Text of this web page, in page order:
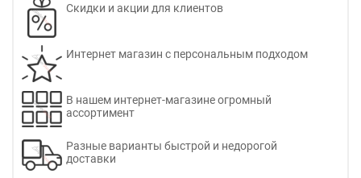
Скидки и акции для клиентов
Интернет магазин с персональным подходом
В нашем интернет-магазине огромный
ассортимент
Разные варианты быстрой и недорогой
доставки